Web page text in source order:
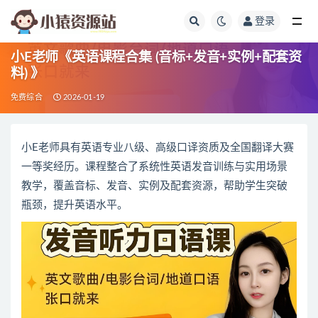
登录
小E老师《英语课程合集 (音标+发音+实例+配套资
料) 》
免费综合 2026-01-19
小E老师具有英语专业八级、高级口译资质及全国翻译大赛
一等奖经历。课程整合了系统性英语发音训练与实用场景
教学，覆盖音标、发音、实例及配套资源，帮助学生突破
瓶颈，提升英语水平。